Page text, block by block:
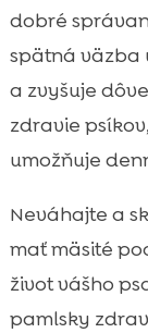
dobré
spätná väzba
a zvyšuje
zdravie
umožňuje
Neváhajte a
mať mäsité
život vášho
pamlsky